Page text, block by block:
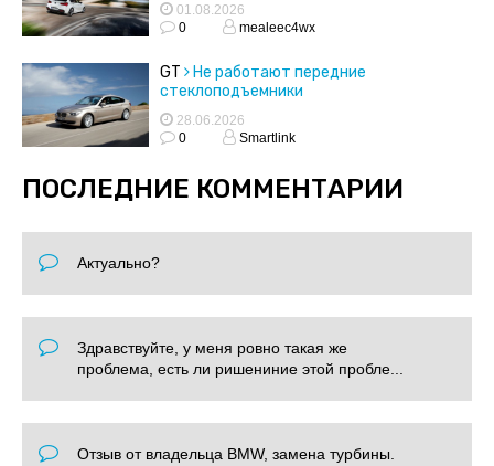
01.08.2026
0
mealeec4wx
GT
Не работают передние
стеклоподъемники
28.06.2026
0
Smartlink
ПОСЛЕДНИЕ КОММЕНТАРИИ
Актуально?
Здравствуйте, у меня ровно такая же
проблема, есть ли ришениние этой пробле...
Отзыв от владельца BMW, замена турбины.